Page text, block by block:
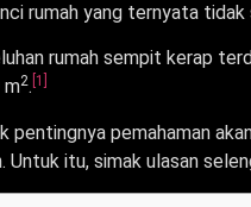
rumah yang ternyata
rumah sempit kerap
m2. [1]
pentingnya pemahaman
Untuk itu, simak ulasan